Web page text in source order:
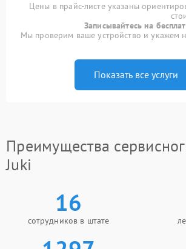
Цены в прайс-листе указаны
Записывайтесь на
Мы проверим ваше устройство и укажем
Показать все услуги
Преимущества
Juki
16
сотрудников в штате